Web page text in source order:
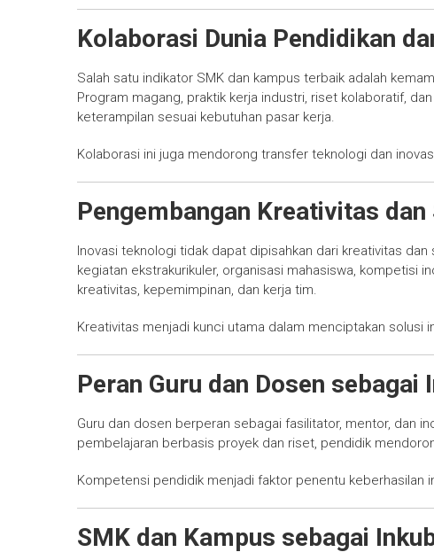
Kolaborasi Dunia Pendidikan
Salah satu indikator SMK dan kampus terbaik adalah
Program magang, praktik kerja industri, riset kolaboratif,
keterampilan sesuai kebutuhan pasar kerja.
Kolaborasi ini juga mendorong transfer teknologi dan
Pengembangan Kreativitas
Inovasi teknologi tidak dapat dipisahkan dari kreativitas
kegiatan ekstrakurikuler, organisasi mahasiswa, kompetisi
kreativitas, kepemimpinan, dan kerja tim.
Kreativitas menjadi kunci utama dalam menciptakan solusi
Peran Guru dan Dosen sebagai
Guru dan dosen berperan sebagai fasilitator, mentor, dan
pembelajaran berbasis proyek dan riset, pendidik
Kompetensi pendidik menjadi faktor penentu keberhasilan
SMK dan Kampus sebagai